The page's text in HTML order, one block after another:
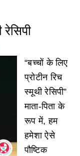
“बच्चों के लिए
प्रोटीन रिच
स्मूथी रेसिपी”
माता-पिता के
रूप में, हम
हमेशा ऐसे
पौष्टिक